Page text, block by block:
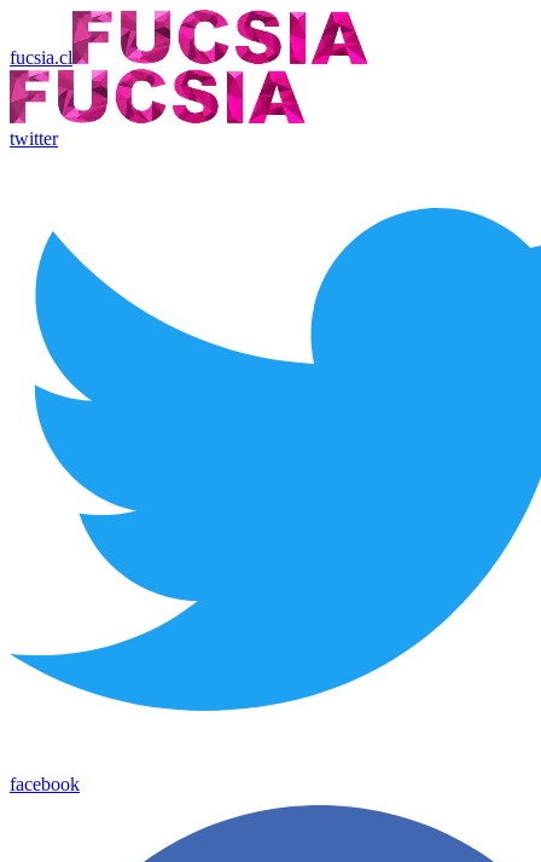
fucsia.cl
twitter
facebook